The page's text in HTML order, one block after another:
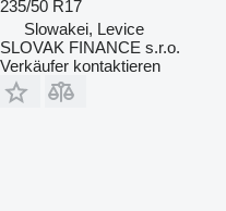
235/50 R17
Slowakei, Levice
SLOVAK FINANCE s.r.o.
Verkäufer kontaktieren